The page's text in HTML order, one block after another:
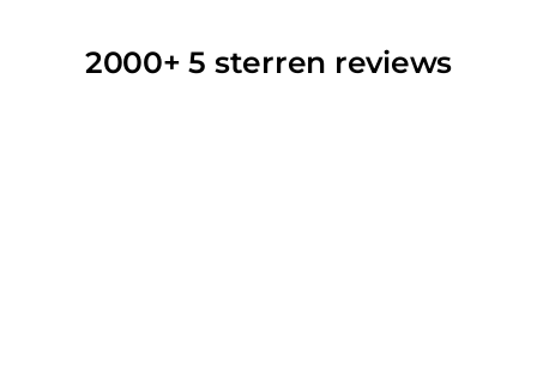
2000+ 5 sterren reviews